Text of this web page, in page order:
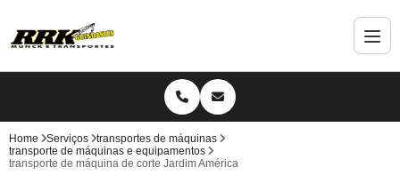
Home Serviços
transportes de máquinas
transporte de máquinas e equipamentos
transporte de máquina de corte Jardim América